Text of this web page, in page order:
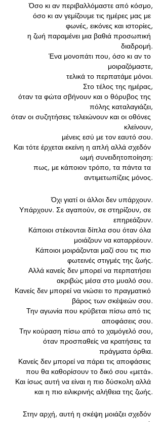
Όσο κι αν περιβαλλόμαστε από κόσμο,
φωνές, εικόνες και ιστορίες,
διαδρομή.
μοιραζόμαστε,
τελικά το περπατάμε μόνοι.
Στο τέλος της ημέρας,
πόλης καταλαγιάζει,
κλείνουν,
μένεις εσύ με τον εαυτό σου.
Και τότε έρχεται εκείνη η απλή αλλά σχεδόν
ωμή συνειδητοποίηση:
πως, με κάποιον τρόπο, τα πάντα τα
αντιμετωπίζεις μόνος.
Όχι γιατί οι άλλοι δεν υπάρχουν.
επηρεάζουν.
μοιάζουν να καταρρέουν.
φωτεινές στιγμές της ζωής.
Αλλά κανείς δεν μπορεί να περπατήσει
ακριβώς μέσα στο μυαλό σου.
Κανείς δεν μπορεί να νιώσει το πραγματικό
βάρος των σκέψεών σου.
αποφάσεις σου.
Την κούραση πίσω από το χαμόγελό σου,
πράγματα όρθια.
Κανείς δεν μπορεί να πάρει τις αποφάσεις
που θα καθορίσουν το δικό σου «μετά».
Και ίσως αυτή να είναι η πιο δύσκολη αλλά
και η πιο ειλικρινής αλήθεια της ζωής.
Στην αρχή, αυτή η σκέψη μοιάζει σχεδόν